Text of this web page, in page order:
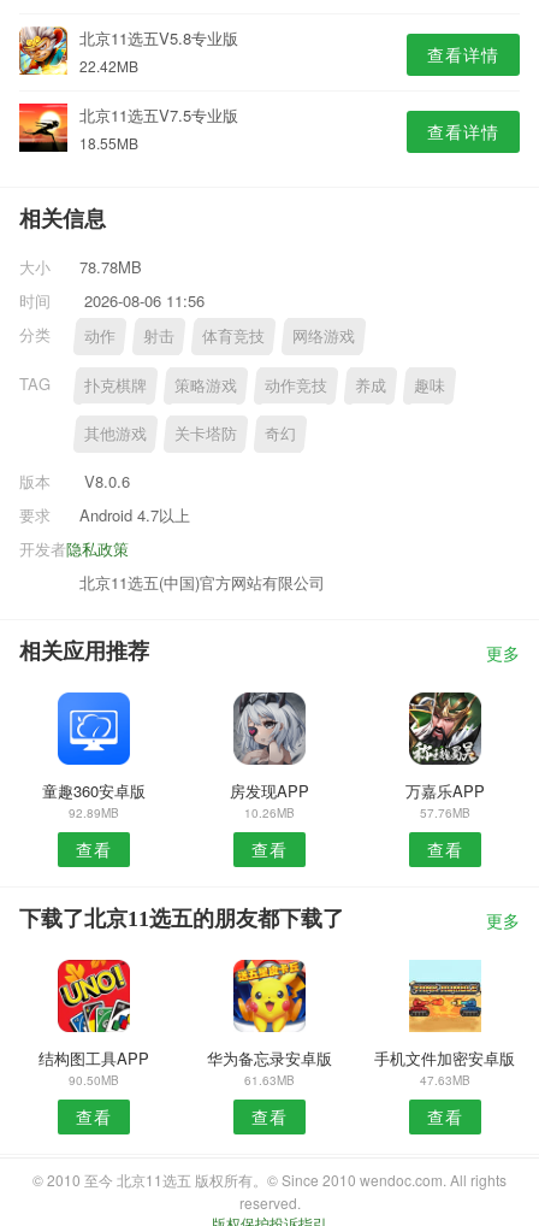
北京11选五V5.8专业版
22.42MB 查看详情
北京11选五V7.5专业版
18.55MB 查看详情
相关信息
大小
78.78MB
时间
2026-08-06 11:56
分类
动作 射击 体育竞技 网络游戏
TAG 扑克棋牌 策略游戏 动作竞技 养成 趣味
其他游戏 关卡塔防 奇幻
版本
V8.0.6
要求
Android 4.7以上
隐私政策
开发者
北京11选五(中国)官方网站有限公司
相关应用推荐 更多
童趣360安卓版
92.89MB
查看
房发现APP
10.26MB
查看
万嘉乐APP
57.76MB
查看
下载了北京11选五的朋友都下载了 更多
结构图工具APP
90.50MB
查看
华为备忘录安卓版
61.63MB
查看
手机文件加密安卓版
47.63MB
查看
© 2010 至今 北京11选五 版权所有。© Since 2010 wendoc.com. All rights
reserved.